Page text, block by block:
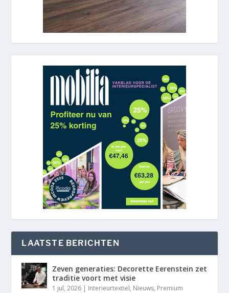
LAATSTE BERICHTEN
Zeven generaties: Decorette Eerenstein zet
traditie voort met visie
1 jul, 2026 | Interieurtextiel, Nieuws, Premium